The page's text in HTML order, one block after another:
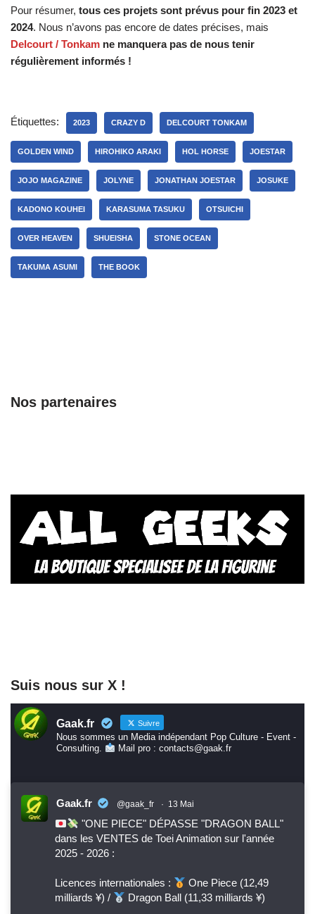
Pour résumer, tous ces projets sont prévus pour fin 2023 et
2024. Nous n’avons pas encore de dates précises, mais
Delcourt / Tonkam ne manquera pas de nous tenir
régulièrement informés !
Étiquettes: 2023 CRAZY D DELCOURT TONKAM
GOLDEN WIND HIROHIKO ARAKI HOL HORSE JOESTAR
JOJO MAGAZINE JOLYNE JONATHAN JOESTAR JOSUKE
KADONO KOUHEI KARASUMA TASUKU OTSUICHI
OVER HEAVEN SHUEISHA STONE OCEAN
TAKUMA ASUMI THE BOOK
Nos partenaires
Suis nous sur X !
Gaak.fr Suivre
Nous sommes un Media indépendant Pop Culture - Event -
Consulting.
Mail pro : contacts@gaak.fr
Gaak.fr @gaak_fr · 13 Mai
"ONE PIECE" DÉPASSE "DRAGON BALL"
dans les VENTES de Toei Animation sur l'année
2025 - 2026 :
Licences internationales :
One Piece (12,49
milliards ¥) /
Dragon Ball (11,33 milliards ¥)